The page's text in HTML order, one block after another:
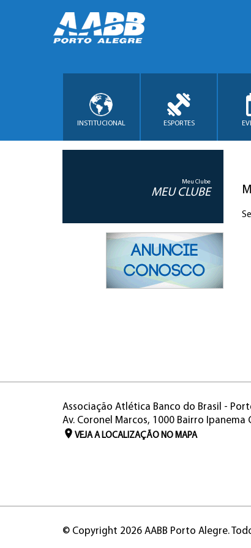
INSTITUCIONAL ESPORTES
Meu Clube
MEU CLUBE
Associação Atlética Banco do Brasil -
Av. Coronel Marcos, 1000 Bairro Ipanema
VEJA A LOCALIZAÇÃO NO MAPA
© Copyright 2026 AABB Porto Alegre.